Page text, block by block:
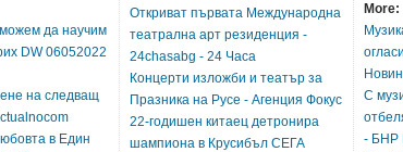
Intro Items Link Items
Show Image Show
да научим
DW 06052022
на следващ
в Един
Откриват първата Международна
театрална арт резиденция -
24chasabg - 24 Часа
Концерти изложби и театър за
Празника на Русе - Агенция Фокус
22-годишен китаец детронира
шампиона в Крусибъл СЕГА
More:
С
- БНР